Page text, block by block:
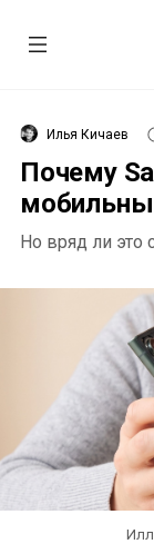
Илья Кичаев
Почему
Но вряд ли это